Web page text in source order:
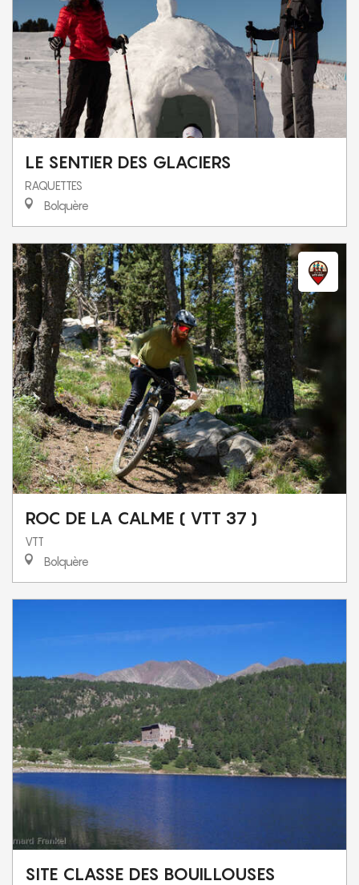
LE SENTIER DES GLACIERS
RAQUETTES
Bolquère
ROC DE LA CALME ( VTT 37 )
VTT
Bolquère
SITE CLASSE DES BOUILLOUSES